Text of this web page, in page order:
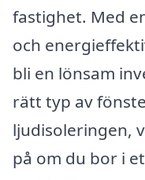
fastighet. Med
och
bli en lönsam
rätt typ av
ljudisoleringen,
på om du bor i